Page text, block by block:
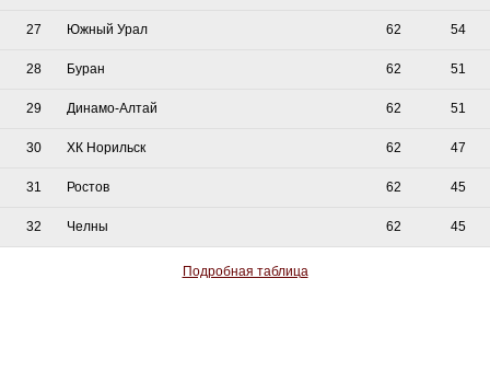
27 Южный Урал 62 54
28 Буран 62 51
29 Динамо-Алтай 62 51
30 ХК Норильск 62 47
31 Ростов 62 45
32 Челны 62 45
Подробная таблица